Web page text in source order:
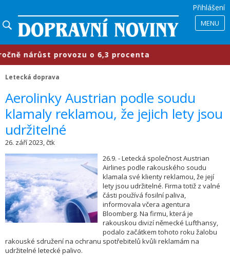
Přihlášení
MENU
provozu o 6,3 procenta
Letecká doprava
​Aerolinky Austrian podle soudu
klamaly reklamou, že jejich lety jsou
udržitelné
26. září 2023, čtk
26.9. - Letecká společnost Austrian
Airlines podle rakouského soudu
klamala své klienty reklamou, že její
lety jsou udržitelné. Firma totiž z valné
části používá fosilní paliva,
informovala včera agentura
Bloomberg. Na firmu, která je
rakouskou divizí německé Lufthansy,
podalo začátkem tohoto roku žalobu
rakouské sdružení na ochranu spotřebitelů kvůli reklamám na
udržitelné letecké palivo.